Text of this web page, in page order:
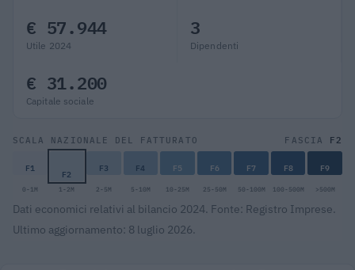
€ 57.944
Utile 2024
3
Dipendenti
€ 31.200
Capitale sociale
SCALA NAZIONALE DEL FATTURATO FASCIA F2
F1 F2 F3 F4 F5 F6 F7 F8 F9
0-1M 1-2M 2-5M 5-10M 10-25M 25-50M 50-100M 100-500M >500M
Dati economici relativi al bilancio 2024. Fonte: Registro Imprese.
Ultimo aggiornamento: 8 luglio 2026.